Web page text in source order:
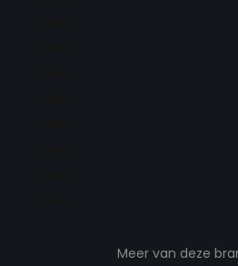
Meer van deze